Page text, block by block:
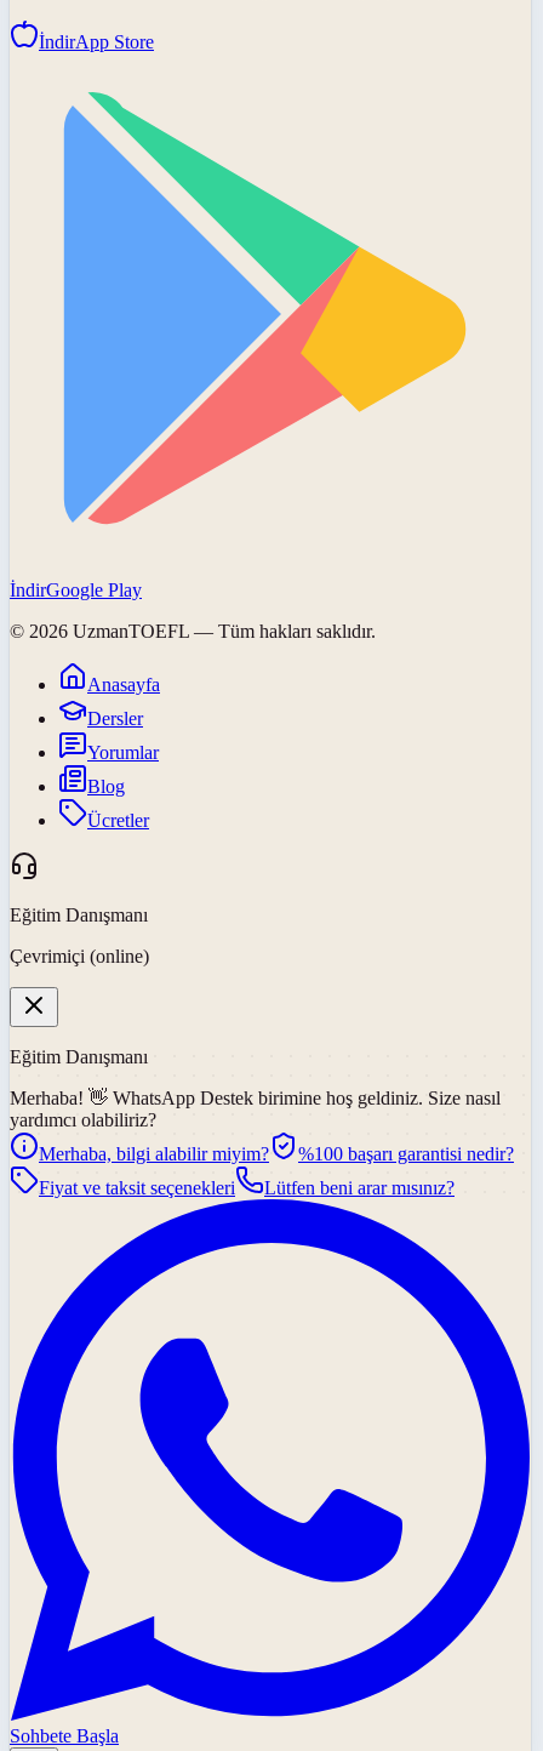
İndirApp Store
İndirGoogle Play
© 2026 UzmanTOEFL — Tüm hakları saklıdır.
Anasayfa
Dersler
Yorumlar
Blog
Ücretler
Eğitim Danışmanı
Çevrimiçi (online)
Eğitim Danışmanı
Merhaba! 👋 WhatsApp Destek birimine hoş geldiniz. Size nasıl
yardımcı olabiliriz?
Merhaba, bilgi alabilir miyim?
%100 başarı garantisi nedir?
Fiyat ve taksit seçenekleri
Lütfen beni arar mısınız?
Sohbete Başla